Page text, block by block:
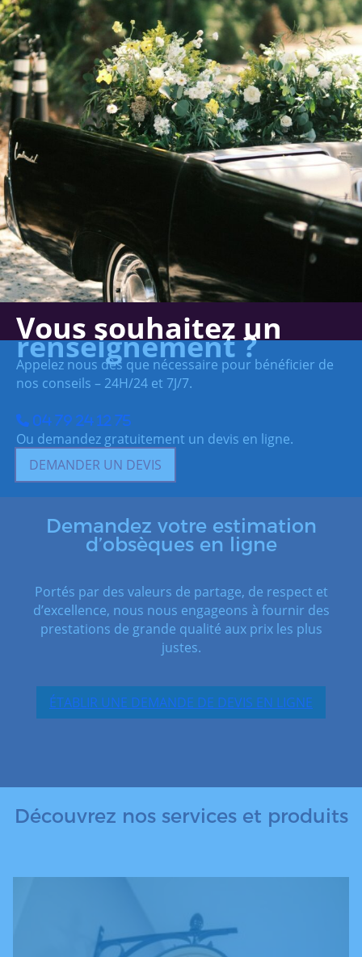
Vous souhaitez un
renseignement ?
Appelez nous dès que nécessaire pour bénéficier de
nos conseils – 24H/24 et 7J/7.
04 79 24 12 75
Ou demandez gratuitement un devis en ligne.
DEMANDER UN DEVIS
Demandez votre estimation
d’obsèques en ligne
Portés par des valeurs de partage, de respect et
d’excellence, nous nous engageons à fournir des
prestations de grande qualité aux prix les plus
justes.
ÉTABLIR UNE DEMANDE DE DEVIS EN LIGNE
Découvrez nos services et produits